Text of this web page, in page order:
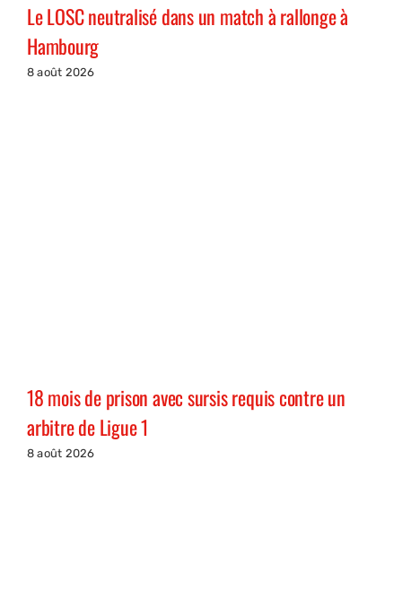
Le LOSC neutralisé dans un match à rallonge à
Hambourg
8 août 2026
18 mois de prison avec sursis requis contre un
arbitre de Ligue 1
8 août 2026